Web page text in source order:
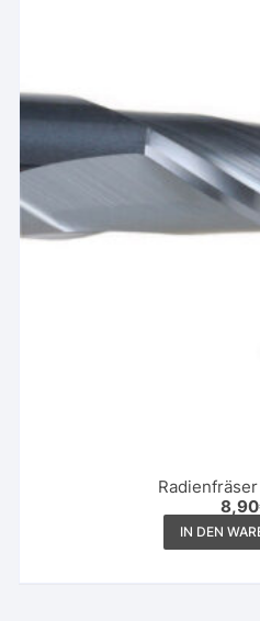
Radienfräser
8,90
IN DEN